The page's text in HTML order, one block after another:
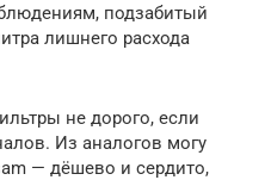
подзабитый
лишнего расхода
не дорого, если
Из аналогов могу
— дёшево и сердито,